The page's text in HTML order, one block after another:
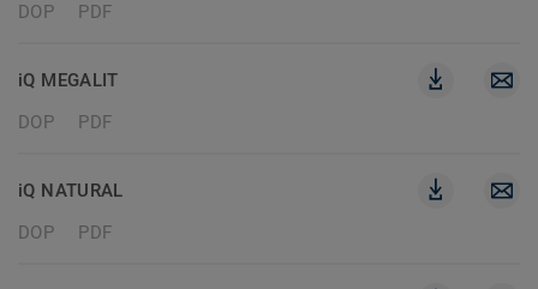
DOP
PDF
iQ MEGALIT
DOP
PDF
iQ NATURAL
DOP
PDF